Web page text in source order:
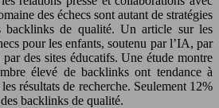
des échecs sont autant de stratégies
backlinks de qualité. Un article sur les
pour les enfants, soutenu par l’IA, par
des sites éducatifs. Une étude montre
élevé de backlinks ont tendance à
résultats de recherche. Seulement 12%
backlinks de qualité.